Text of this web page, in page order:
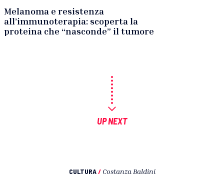
Melanoma e resistenza
all’immunoterapia: scoperta la
proteina che “nasconde” il tumore
UP NEXT
CULTURA / Costanza Baldini